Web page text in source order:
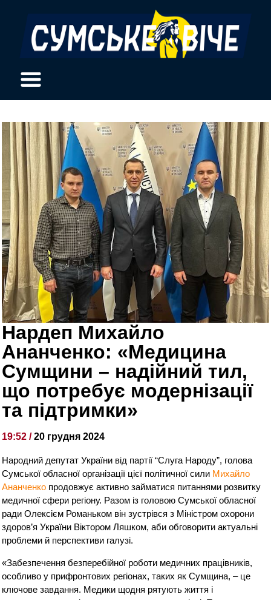
​​Нардеп Михайло
Ананченко: «Медицина
Сумщини – надійний тил,
що потребує модернізації
та підтримки»
19:52 /20 грудня 2024
Народний депутат України від партії “Слуга Народу”, голова
Сумської обласної організації цієї політичної сили Михайло
Ананченко продовжує активно займатися питаннями розвитку
медичної сфери регіону. Разом із головою Сумської обласної
ради Олексієм Романьком він зустрівся з Міністром охорони
здоров’я України Віктором Ляшком, аби обговорити актуальні
проблеми й перспективи галузі.
«Забезпечення безперебійної роботи медичних працівників,
особливо у прифронтових регіонах, таких як Сумщина, – це
ключове завдання. Медики щодня рятують життя і